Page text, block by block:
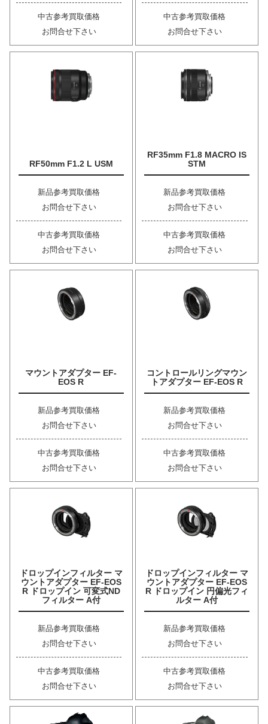
中古参考買取価格
お問合せ下さい
中古参考買取価格
お問合せ下さい
RF50mm F1.2 L USM
新品参考買取価格
お問合せ下さい
中古参考買取価格
お問合せ下さい
RF35mm F1.8 MACRO IS
STM
新品参考買取価格
お問合せ下さい
中古参考買取価格
お問合せ下さい
マウントアダプター EF-
EOS R
新品参考買取価格
お問合せ下さい
中古参考買取価格
お問合せ下さい
コントロールリングマウン
トアダプター EF-EOS R
新品参考買取価格
お問合せ下さい
中古参考買取価格
お問合せ下さい
ドロップインフィルター マ
ウントアダプター EF-EOS
R ドロップイン 可変式ND
フィルター A付
新品参考買取価格
お問合せ下さい
中古参考買取価格
お問合せ下さい
ドロップインフィルター マ
ウントアダプター EF-EOS
R ドロップイン 円偏光フィ
ルター A付
新品参考買取価格
お問合せ下さい
中古参考買取価格
お問合せ下さい